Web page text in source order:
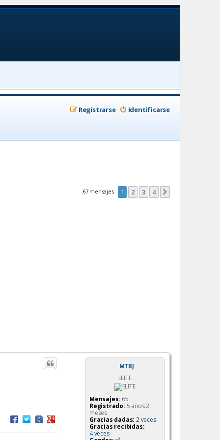
Identificarse
Registrarse
67 mensajes 1 2 3 4
MTBJ
ELITE
Mensajes: 65
Registrado: 5 años 2
meses
Gracias dadas: 2 veces
Gracias recibidas:
4 veces